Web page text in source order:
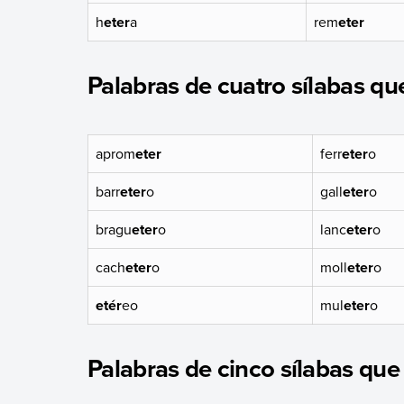
hetera remeter
Palabras de cuatro sílabas
aprometer ferretero
barretero galletero
braguetero lancetero
cachetero molletero
etéreo muletero
Palabras de cinco sílabas